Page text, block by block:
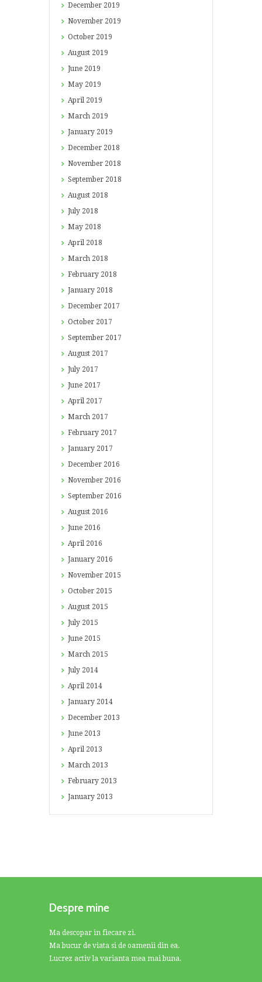
December 2019
November 2019
October 2019
August 2019
June 2019
May 2019
April 2019
March 2019
January 2019
December 2018
November 2018
September 2018
August 2018
July 2018
May 2018
April 2018
March 2018
February 2018
January 2018
December 2017
October 2017
September 2017
August 2017
July 2017
June 2017
April 2017
March 2017
February 2017
January 2017
December 2016
November 2016
September 2016
August 2016
June 2016
April 2016
January 2016
November 2015
October 2015
August 2015
July 2015
June 2015
March 2015
July 2014
April 2014
January 2014
December 2013
June 2013
April 2013
March 2013
February 2013
January 2013
Despre mine
Ma descopar in fiecare zi.
Ma bucur de viata si de oamenii din ea.
Lucrez activ la varianta mea mai buna.